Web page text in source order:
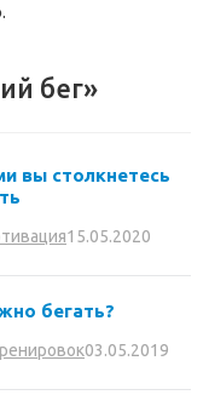
бег»
вы столкнетесь
15.05.2020
бегать?
03.05.2019